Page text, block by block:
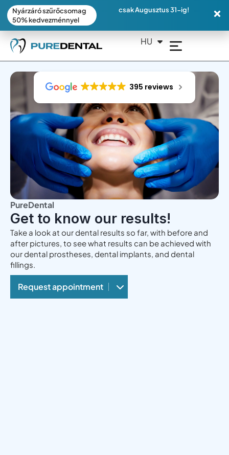
HU
DE
PureDental
Get to know our results!
Take a look at our dental results so far, with before and
after pictures, to see what results can be achieved with
our dental prostheses, dental implants, and dental
fillings.
Request appointment
395 reviews
Nyárzáró szűrőcsomag
50% kedvezménnyel
csak Augusztus 31-ig!